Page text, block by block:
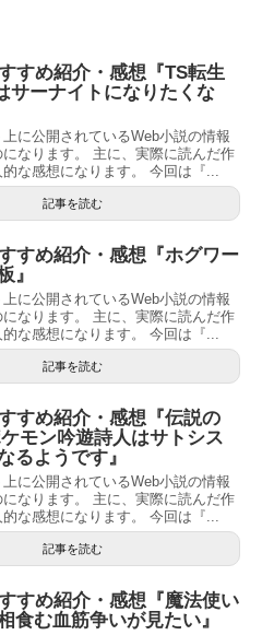
すめ紹介・感想『TS転生
サーナイトになりたくな
に公開されているWeb小説の情報
なります。 主に、実際に読んだ作
な感想になります。 今回は『...
記事を読む
すめ紹介・感想『ホグワー
』
に公開されているWeb小説の情報
なります。 主に、実際に読んだ作
な感想になります。 今回は『...
記事を読む
すめ紹介・感想『伝説の
モン吟遊詩人はサトシス
るようです』
に公開されているWeb小説の情報
なります。 主に、実際に読んだ作
な感想になります。 今回は『...
記事を読む
すめ紹介・感想『魔法使い
食む血筋争いが見たい』